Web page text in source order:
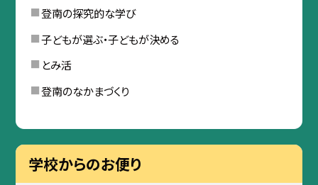
登南の探究的な学び
子どもが選ぶ・子どもが決める
とみ活
登南のなかまづくり
学校からのお便り